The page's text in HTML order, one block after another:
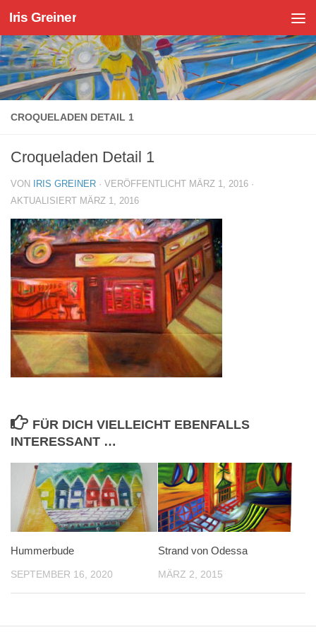
Zum Inhalt springen
Iris Greiner
CROQUELADEN DETAIL 1
Croqueladen Detail 1
VON IRIS GREINER · VERÖFFENTLICHT MÄRZ 1, 2016 ·
AKTUALISIERT MÄRZ 1, 2016
FÜR DICH VIELLEICHT EBENFALLS
INTERESSANT …
Hummerbude
SEPTEMBER 16, 2020
Strand von Odessa
MÄRZ 2, 2015